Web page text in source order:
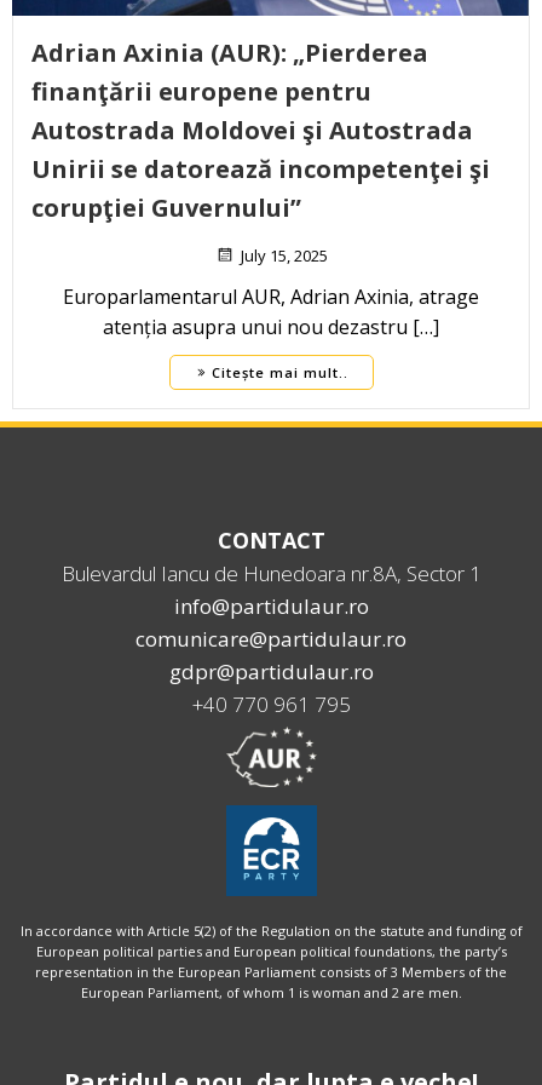
Adrian Axinia (AUR): „Pierderea
finanţării europene pentru
Autostrada Moldovei şi Autostrada
Unirii se datorează incompetenţei şi
corupţiei Guvernului”
July 15, 2025
Europarlamentarul AUR, Adrian Axinia, atrage
atenția asupra unui nou dezastru […]
Citește mai mult..
CONTACT
Bulevardul Iancu de Hunedoara nr.8A, Sector 1
info@partidulaur.ro
comunicare@partidulaur.ro
gdpr@partidulaur.ro
+40 770 961 795
In accordance with Article 5(2) of the Regulation on the statute and funding of
European political parties and European political foundations, the party’s
representation in the European Parliament consists of 3 Members of the
European Parliament, of whom 1 is woman and 2 are men.